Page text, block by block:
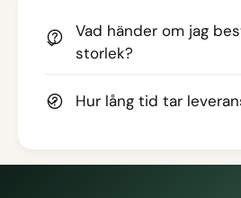
Vad händer om jag
storlek?
Hur lång tid tar